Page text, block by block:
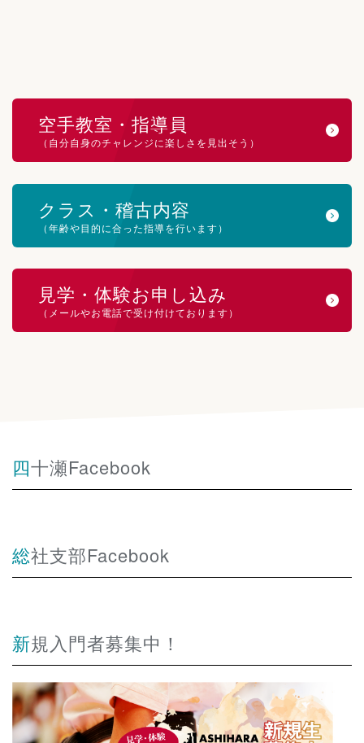
空手教室・指導員
（自分自身のチャレンジに楽しさを見出そう）
クラス・稽古内容
（年齢や目的に合った指導を行います）
見学・体験お申し込み
（メールやお電話で受け付けております）
四十瀬Facebook
総社支部Facebook
新規入門者募集中！